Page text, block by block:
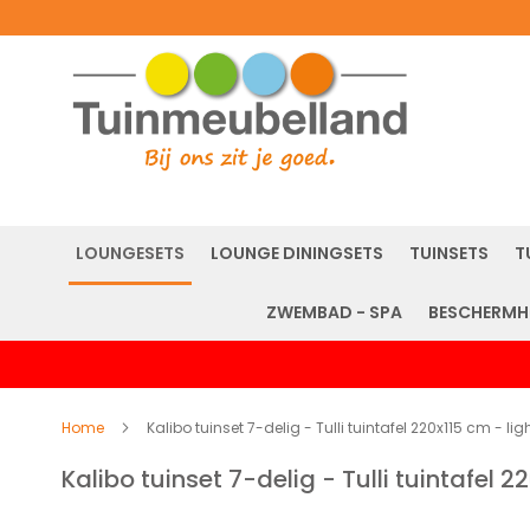
LOUNGESETS LOUNGE DININGSETS TUINSETS
ZWEMBAD - SPA
Home Kalibo tuinset 7-delig - Tulli tuintafel 220x115 cm -
Kalibo tuinset 7-delig - Tulli tuintafel